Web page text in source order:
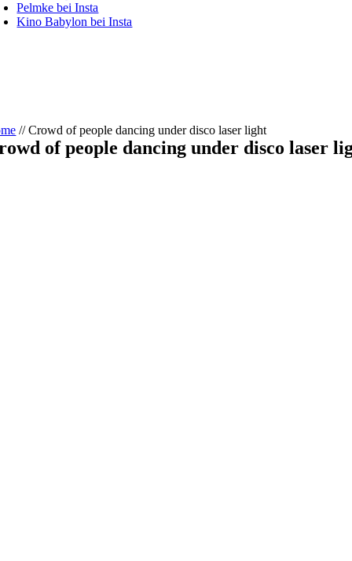
Pelmke bei Insta
Kino Babylon bei Insta
//Crowd of people dancing under disco laser light
of people dancing under disco laser